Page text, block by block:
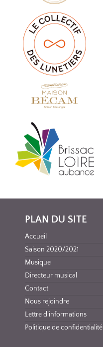
PLAN DU SITE
Accueil
Saison 2020/2021
Musique
Directeur musical
Contact
Nous rejoindre
Lettre d’informations
Politique de confidentialité